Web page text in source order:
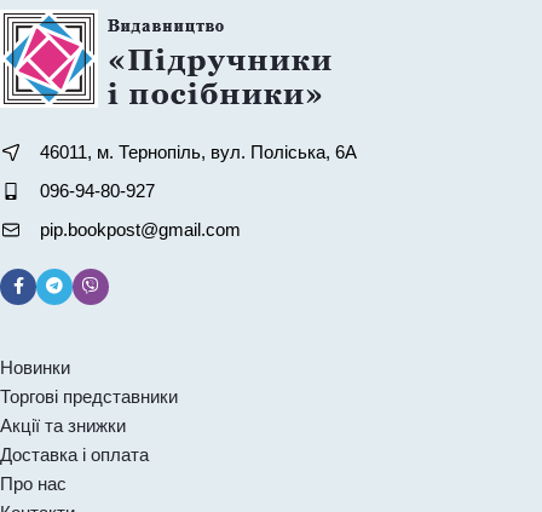
46011, м. Тернопіль, вул. Поліська, 6А
096-94-80-927
pip.bookpost@gmail.com
Новинки
Торгові представники
Акції та знижки
Доставка і оплата
Про нас